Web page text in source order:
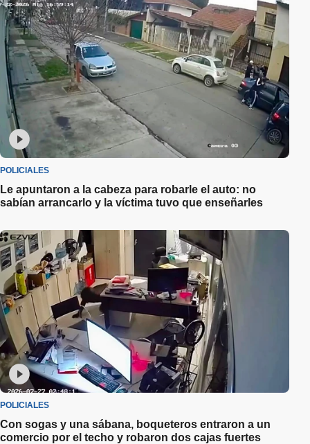
POLICIALES
Le apuntaron a la cabeza para robarle el auto: no
sabían arrancarlo y la víctima tuvo que enseñarles
POLICIALES
Con sogas y una sábana, boqueteros entraron a un
comercio por el techo y robaron dos cajas fuertes